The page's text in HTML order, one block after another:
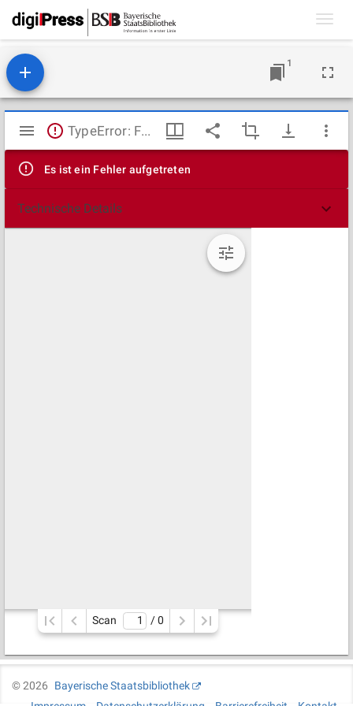
1
Mirador
Viewer
TypeError: Failed to fetch
Es ist ein Fehler aufgetreten
Technische Details
Scan / 0
©2026
Bayerische Staatsbibliothek